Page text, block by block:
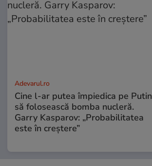
Adevarul.ro
Cine l-ar putea împiedica pe Putin
să folosească bomba nucleră.
Garry Kasparov: „Probabilitatea
este în creștere”